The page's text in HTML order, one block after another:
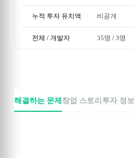
누적 투자 유치액 비공개
전체 / 개발자 35명 / 3명
해결하는 문제 창업 스토리 투자 정보